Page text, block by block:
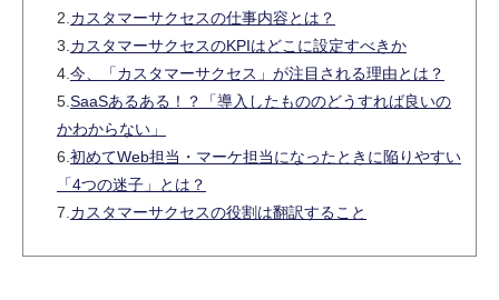
2. カスタマーサクセスの仕事内容とは？
3. カスタマーサクセスのKPIはどこに設定すべきか
4. 今、「カスタマーサクセス」が注目される理由とは？
5. SaaSあるある！？「導入したもののどうすれば良いの
かわからない」
6. 初めてWeb担当・マーケ担当になったときに陥りやすい
「4つの迷子」とは？
7. カスタマーサクセスの役割は翻訳すること